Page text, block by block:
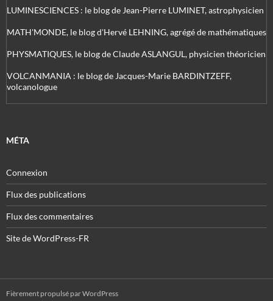
LUMINESCIENCES : le blog de Jean-Pierre LUMINET, astrophysicien
MATH'MONDE, le blog d'Hervé LEHNING, agrégé de mathématiques
PHYSMATIQUES, le blog de Claude ASLANGUL, physicien théoricien
VOLCANMANIA : le blog de Jacques-Marie BARDINTZEFF,
volcanologue
MÉTA
Connexion
Flux des publications
Flux des commentaires
Site de WordPress-FR
Fièrement propulsé par WordPress